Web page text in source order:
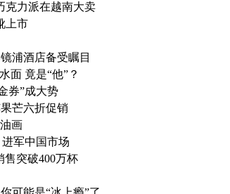
克力派在越南大卖
上市
浦酒店备受瞩目
面 竟是“他”？
券”成大势
芒六折促销
画
军中国市场
售突破400万杯